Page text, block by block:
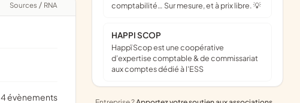
Sources / RNA
4 évènements
comptabilité… Sur mesure, et à prix libre. 💡
HAPPI SCOP
Happï Scop est une coopérative
d’expertise comptable & de commissariat
aux comptes dédié à l'ESS